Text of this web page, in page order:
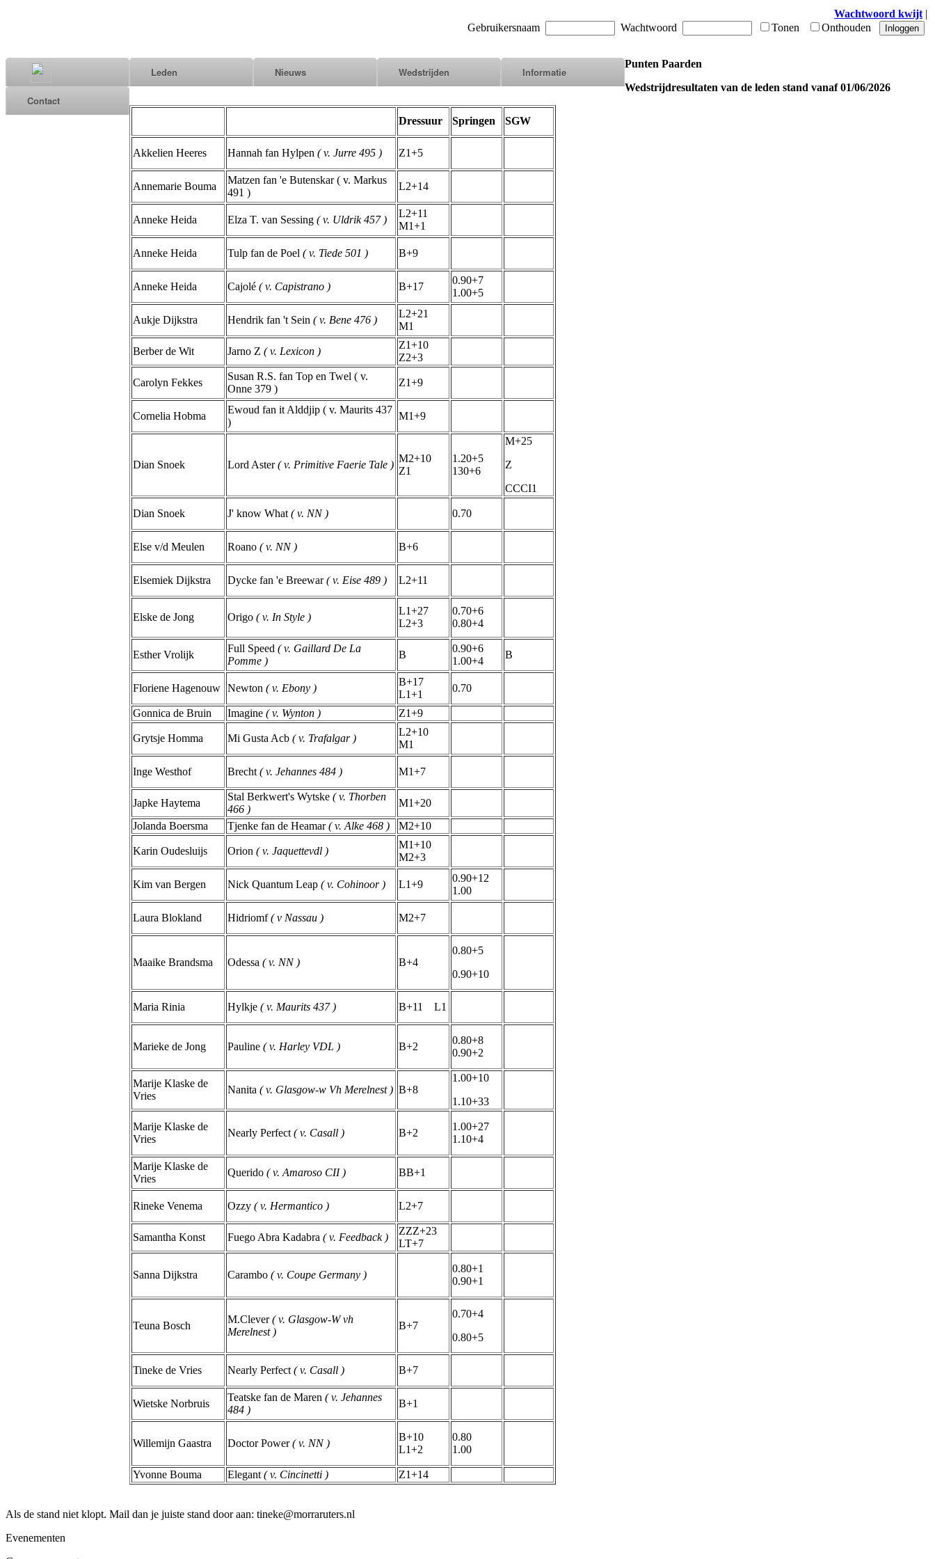
Wachtwoord kwijt |
Gebruikersnaam
Wachtwoord Tonen Onthouden
Leden Nieuws Wedstrijden Informatie
Contact
Punten Paarden
Wedstrijdresultaten van de leden stand vanaf 01/06/2026
Dressuur Springen SGW
Akkelien Heeres Hannah fan Hylpen ( v. Jurre 495 ) Z1+5
Annemarie Bouma
Matzen fan 'e Butenskar ( v. Markus
491 )
L2+14
Anneke Heida Elza T. van Sessing ( v. Uldrik 457 )
L2+11
M1+1
Anneke Heida Tulp fan de Poel ( v. Tiede 501 ) B+9
Anneke Heida Cajolé ( v. Capistrano ) B+17
0.90+7
1.00+5
Aukje Dijkstra Hendrik fan 't Sein ( v. Bene 476 )
L2+21
M1
Berber de Wit Jarno Z ( v. Lexicon )
Z1+10
Z2+3
Carolyn Fekkes
Susan R.S. fan Top en Twel ( v.
Onne 379 )
Z1+9
Cornelia Hobma
Ewoud fan it Alddjip ( v. Maurits 437
)
M1+9
Dian Snoek Lord Aster( v. Primitive Faerie Tale )
M2+10
Z1
1.20+5
130+6
M+25
Z
CCCI1
Dian Snoek J' know What ( v. NN ) 0.70
Else v/d Meulen Roano ( v. NN ) B+6
Elsemiek Dijkstra Dycke fan 'e Breewar( v. Eise 489 ) L2+11
Elske de Jong Origo ( v. In Style )
L1+27
L2+3
0.70+6
0.80+4
Esther Vrolijk
Full Speed ( v. Gaillard De La
Pomme )
B
0.90+6
1.00+4
B
Floriene Hagenouw Newton ( v. Ebony )
B+17
L1+1
0.70
Gonnica de Bruin Imagine ( v. Wynton ) Z1+9
Grytsje Homma Mi Gusta Acb ( v. Trafalgar )
L2+10
M1
Inge Westhof Brecht ( v. Jehannes 484 ) M1+7
Japke Haytema
Stal Berkwert's Wytske ( v. Thorben
466 )
M1+20
Jolanda Boersma
Tjenke fan de Heamar( v. Alke 468 ) M2+10
Karin Oudesluijs Orion ( v. Jaquettevdl )
M1+10
M2+3
Kim van Bergen Nick Quantum Leap ( v. Cohinoor ) L1+9
0.90+12
1.00
Laura Blokland Hidriomf( v Nassau ) M2+7
Maaike Brandsma Odessa ( v. NN ) B+4
0.80+5
0.90+10
Maria Rinia Hylkje ( v. Maurits 437 ) B+11 L1
Marieke de Jong Pauline ( v. Harley VDL ) B+2
0.80+8
0.90+2
Marije Klaske de
Vries
Nanita ( v. Glasgow-w Vh Merelnest ) B+8
1.00+10
1.10+33
Marije Klaske de
Vries
Nearly Perfect ( v. Casall ) B+2
1.00+27
1.10+4
Marije Klaske de
Vries
Querido ( v. Amaroso CII ) BB+1
Rineke Venema Ozzy ( v. Hermantico ) L2+7
Samantha Konst Fuego Abra Kadabra ( v. Feedback )
ZZZ+23
LT+7
Sanna Dijkstra Carambo ( v. Coupe Germany )
0.80+1
0.90+1
Teuna Bosch
M.Clever( v. Glasgow-W vh
Merelnest )
B+7
0.70+4
0.80+5
Tineke de Vries Nearly Perfect ( v. Casall ) B+7
Wietske Norbruis
Teatske fan de Maren ( v. Jehannes
484 )
B+1
Willemijn Gaastra Doctor Power( v. NN )
B+10
L1+2
0.80
1.00
Yvonne Bouma Elegant ( v. Cincinetti ) Z1+14
Als de stand niet klopt. Mail dan je juiste stand door aan: tineke@morraruters.nl
Evenementen